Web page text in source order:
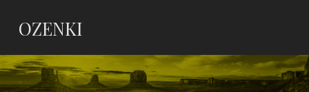
OZENKI